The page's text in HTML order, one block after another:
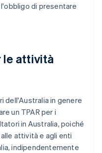
di presentare
le attività
dell'Australia in genere
un TPAR per i
in Australia, poiché
attività e agli enti
indipendentemente